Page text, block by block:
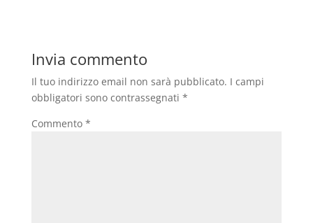
Invia commento
Il tuo indirizzo email non sarà pubblicato. I campi
obbligatori sono contrassegnati *
Commento *